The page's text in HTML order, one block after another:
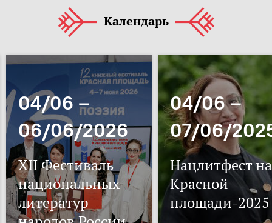
Календарь
04/06 –
06/06/2026
XII Фестиваль
национальных
литератур
04/06 –
07/06/
Нацлитфест на
Красной
площади-2025